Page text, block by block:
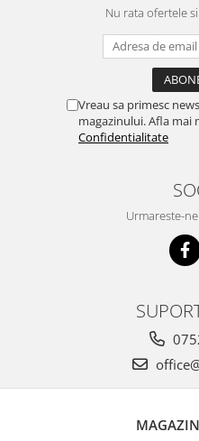
Suporturi pahare, cesti, cani
Ustensile cofetarie si patiserie
Tavi si forme prajituri
Aparate prajituri
Ornare, insiropare si decorare
Tavi si forme fursecuri
Ustensile de masura
Nu rata ofertele
Vreau sa primesc
magazinului. Afla mai
Confidentialitate
Urmareste-